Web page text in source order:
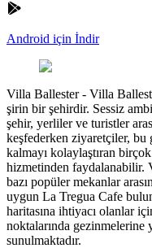
Android için İndir
Villa Ballester- Villa
şirin bir şehirdir. Sessiz
şehir, yerliler ve turistler
keşfederken ziyaretçiler, bu
kalmayı kolaylaştıran
hizmetinden faydalanabilir.
bazı popüler mekanlar
uygun La Tregua Cafe
haritasına ihtiyacı olanlar
noktalarında gezinmelerine
sunulmaktadır.